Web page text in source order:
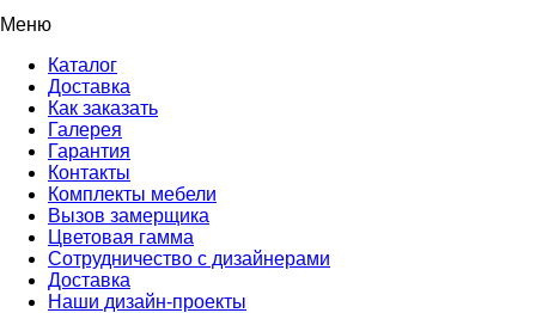
Меню
Каталог
Доставка
Как заказать
Галерея
Гарантия
Контакты
Комплекты мебели
Вызов замерщика
Цветовая гамма
Сотрудничество с дизайнерами
Доставка
Наши дизайн-проекты